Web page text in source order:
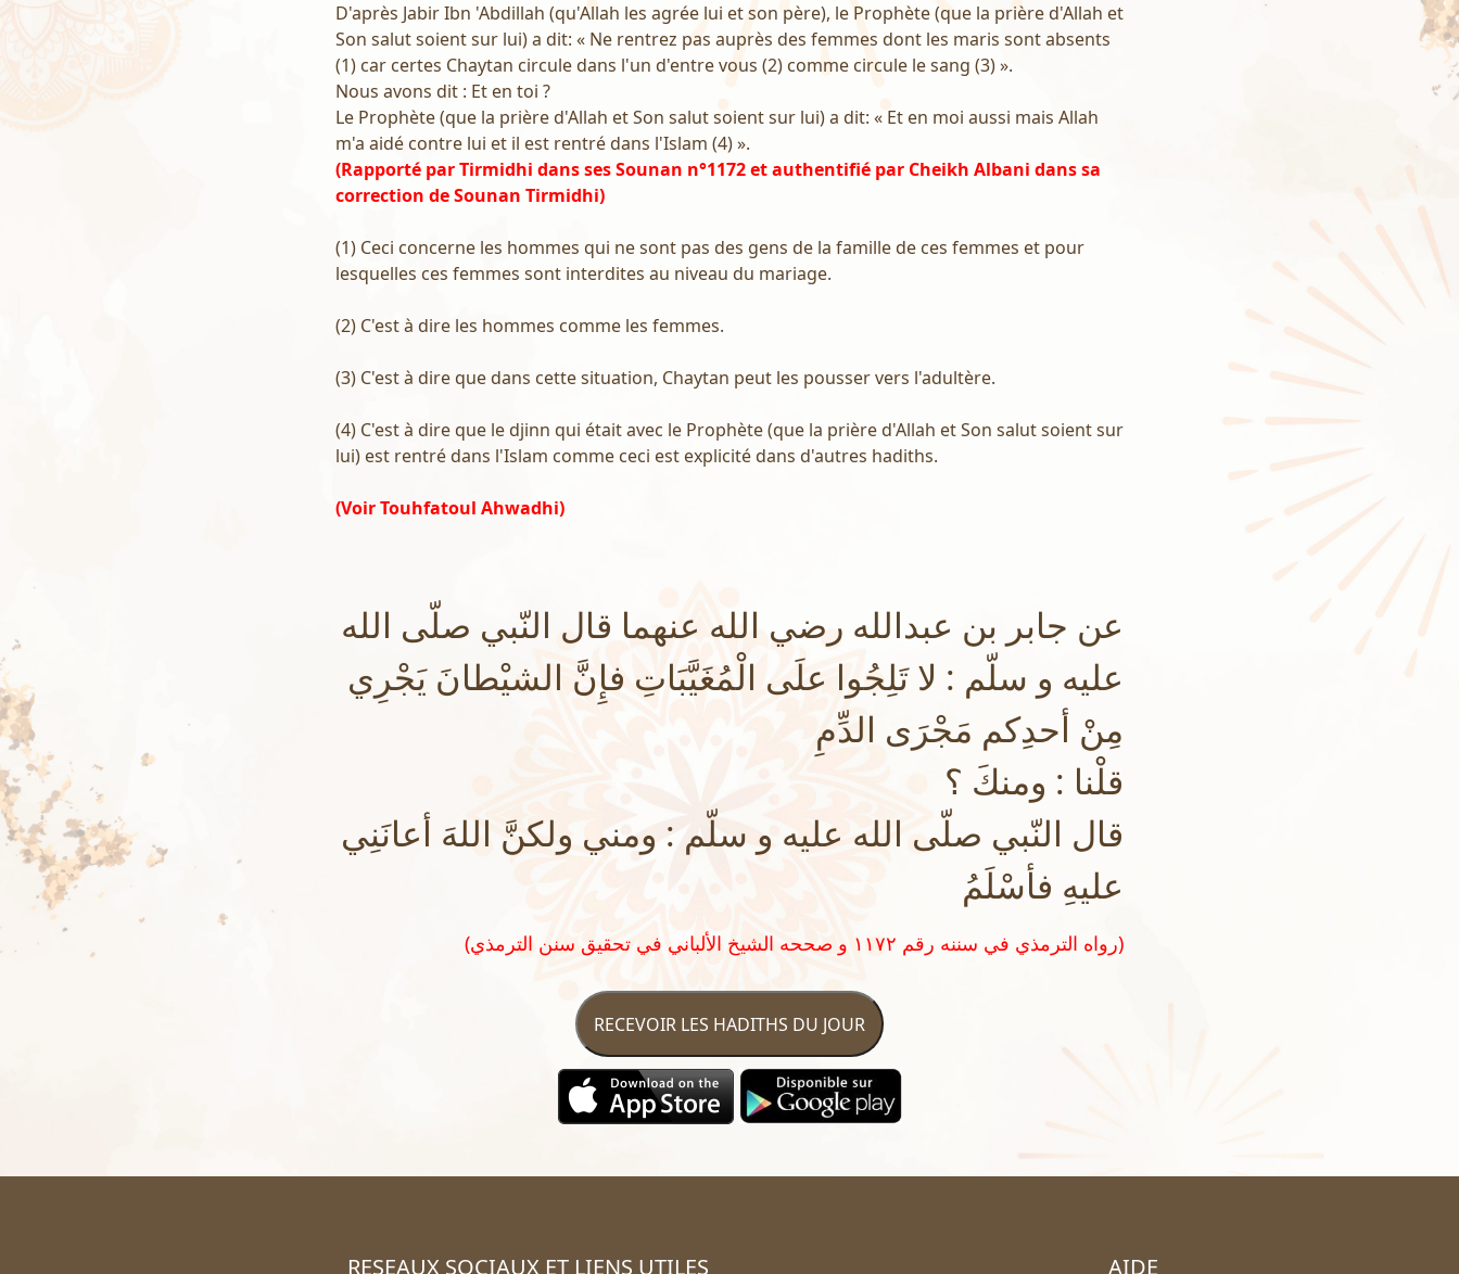
D'après Jabir Ibn 'Abdillah (qu'Allah les agrée lui et son père), le Prophète (que la prière d'Allah et
Son salut soient sur lui) a dit: « Ne rentrez pas auprès des femmes dont les maris sont absents
(1) car certes Chaytan circule dans l'un d'entre vous (2) comme circule le sang (3) ».
Nous avons dit : Et en toi ?
Le Prophète (que la prière d'Allah et Son salut soient sur lui) a dit: « Et en moi aussi mais Allah
m'a aidé contre lui et il est rentré dans l'Islam (4) ».
(Rapporté par Tirmidhi dans ses Sounan n°1172 et authentifié par Cheikh Albani dans sa
correction de Sounan Tirmidhi)
(1) Ceci concerne les hommes qui ne sont pas des gens de la famille de ces femmes et pour
lesquelles ces femmes sont interdites au niveau du mariage.
(2) C'est à dire les hommes comme les femmes.
(3) C'est à dire que dans cette situation, Chaytan peut les pousser vers l'adultère.
(4) C'est à dire que le djinn qui était avec le Prophète (que la prière d'Allah et Son salut soient sur
lui) est rentré dans l'Islam comme ceci est explicité dans d'autres hadiths.
(Voir Touhfatoul Ahwadhi)
عن جابر بن عبدالله رضي الله عنهما قال النّبي صلّى الله
عليه و سلّم : لا تَلِجُوا علَى الْمُغَيَّبَاتِ فإِنَّ الشيْطانَ يَجْرِي
مِنْ أحدِكم مَجْرَى الدِّمِ
قلْنا : ومنكَ ؟
قال النّبي صلّى الله عليه و سلّم : ومني ولكنَّ اللهَ أعانَنِي
عليهِ فأسْلَمُ
(رواه الترمذي في سننه رقم ١١٧٢ و صححه الشيخ الألباني في تحقيق سنن الترمذي)
RECEVOIR LES HADITHS DU JOUR
RESEAUX SOCIAUX ET LIENS UTILES AIDE